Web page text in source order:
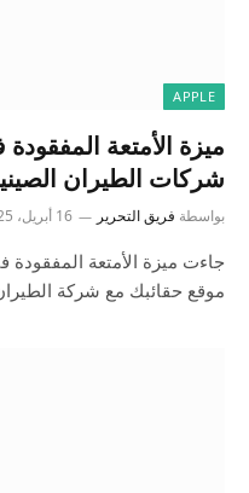
APPLE
شركات الطيران
بواسطة فريق التحرير 16 أبريل، 2025
موقع حقائبك مع شركة